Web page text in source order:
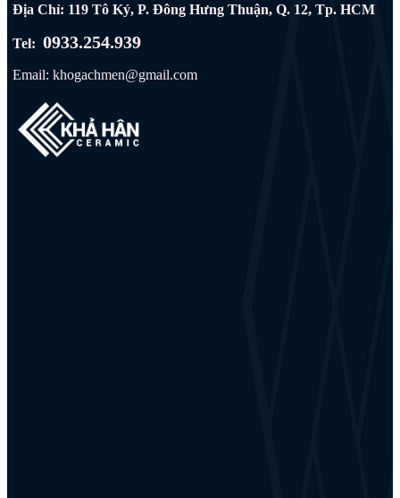
Địa Chỉ: 119 Tô Ký, P. Đông Hưng Thuận, Q. 12, Tp. HCM
Tel:0933.254.939
Email: khogachmen@gmail.com